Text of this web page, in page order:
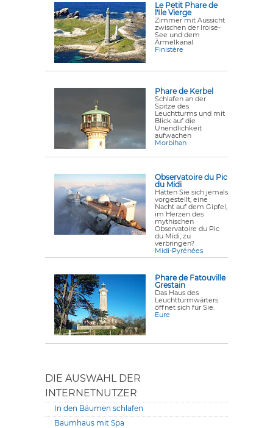
Le Petit Phare de
l'Ile Vierge
Zimmer mit Aussicht
zwischen der Iroise-
See und dem
Ärmelkanal
Finistère
Phare de Kerbel
Schlafen an der
Spitze des
Leuchtturms und mit
Blick auf die
Unendlichkeit
aufwachen
Morbihan
Observatoire du Pic
du Midi
Hätten Sie sich jemals
vorgestellt, eine
Nacht auf dem Gipfel,
im Herzen des
mythischen
Observatoire du Pic
du Midi, zu
verbringen?
Midi-Pyrénées
Phare de Fatouville
Grestain
Das Haus des
Leuchtturmwärters
öffnet sich für Sie.
Eure
DIE AUSWAHL DER
INTERNETNUTZER
In den Bäumen schlafen
Baumhaus mit Spa